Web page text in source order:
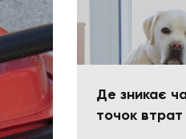
Де зникає
точок втрат